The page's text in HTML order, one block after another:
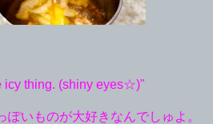
icy thing. (shiny eyes☆)"
ぽいものが大好きなんでしゅよ。